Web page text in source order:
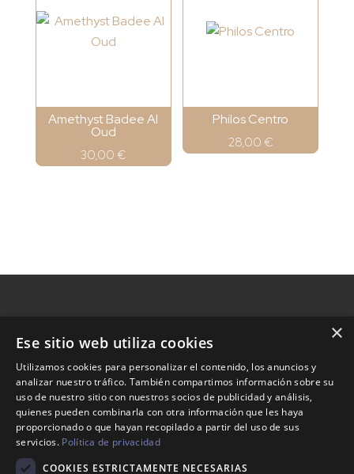
Amethyst Badee Al
Oud
30,00€
Philos Centro
28,00€
Nosotros
Tienda
Contacto
×
Ese sitio web utiliza cookies
Utilizamos cookies para personalizar el contenido, los anuncios y
analizar nuestro tráfico. También compartimos información sobre su
uso de nuestro sitio con nuestros socios de publicidad y análisis,
quienes pueden combinarla con otra información que les haya
proporcionado o que hayan recopilado a partir del uso de sus
servicios. Política de privacidad
COOKIES ESTRICTAMENTE NECESARIAS